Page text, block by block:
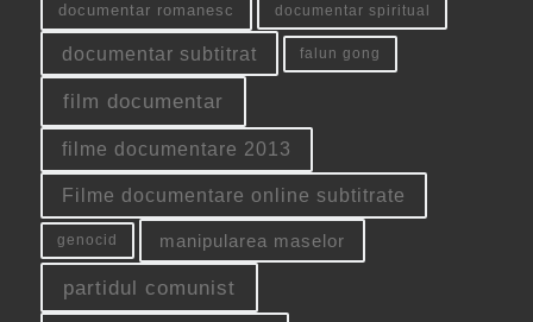
documentar romanesc documentar spiritual
documentar subtitrat falun gong
film documentar
filme documentare 2013
Filme documentare online subtitrate
genocid manipularea maselor
partidul comunist